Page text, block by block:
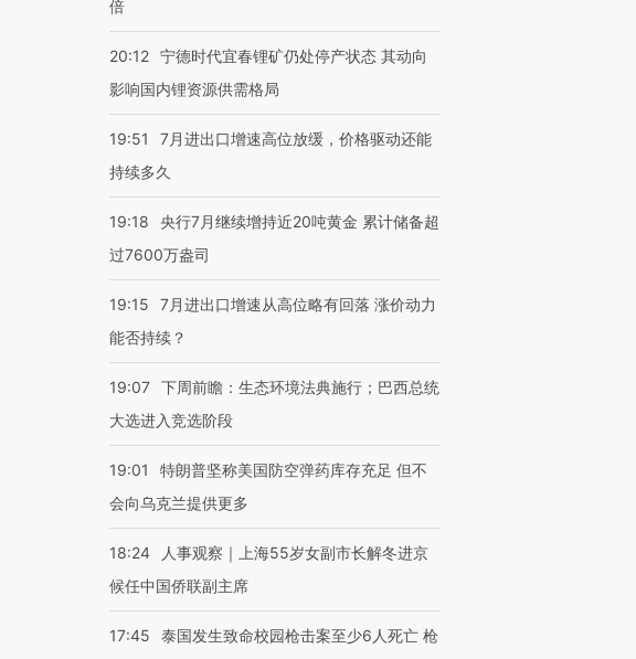
倍
20:12 宁德时代宜春锂矿仍处停产状态 其动向
影响国内锂资源供需格局
19:51
7月进出口增速高位放缓，价格驱动还能
持续多久
19:18
央行7月继续增持近20吨黄金 累计储备超
过7600万盎司
19:15
7月进出口增速从高位略有回落 涨价动力
能否持续？
19:07 下周前瞻：生态环境法典施行；巴西总统
大选进入竞选阶段
19:01
特朗普坚称美国防空弹药库存充足 但不
会向乌克兰提供更多
18:24
人事观察｜上海55岁女副市长解冬进京
候任中国侨联副主席
17:45 泰国发生致命校园枪击案至少6人死亡 枪